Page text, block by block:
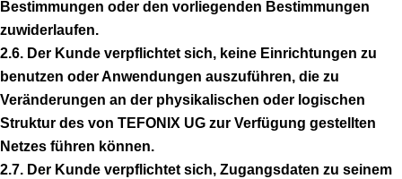
Bestimmungen oder den vorliegenden Bestimmungen
zuwiderlaufen.
2.6. Der Kunde verpflichtet sich, keine Einrichtungen zu
benutzen oder Anwendungen auszuführen, die zu
Veränderungen an der physikalischen oder logischen
Struktur des von TEFONIX UG zur Verfügung gestellten
Netzes führen können.
2.7. Der Kunde verpflichtet sich, Zugangsdaten zu seinem